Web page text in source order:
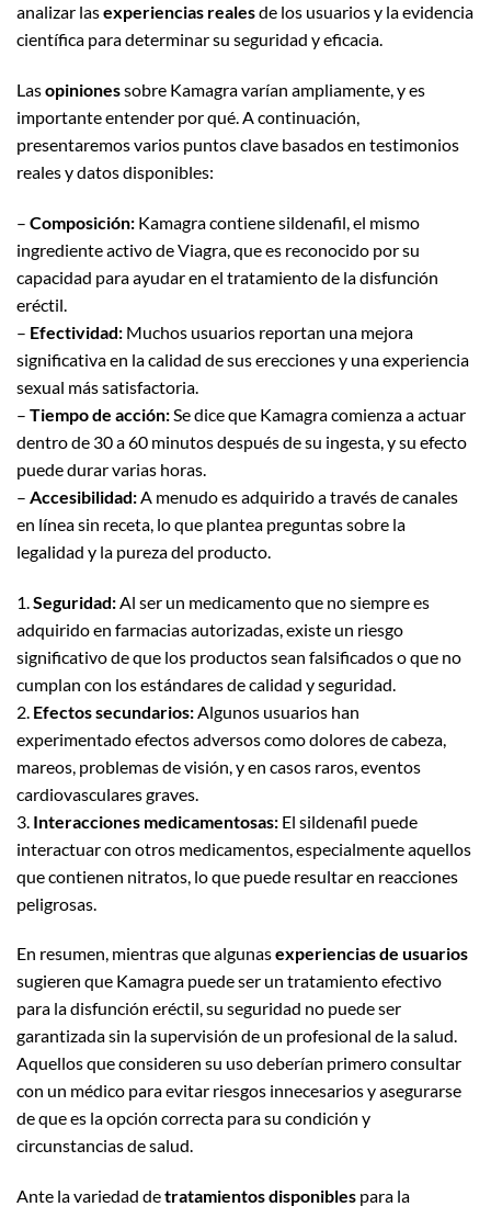
analizar lasexperiencias realesde los usuarios y la evidencia
científica para determinar su seguridad y eficacia.
Lasopinionessobre Kamagra varían ampliamente, y es
importante entender por qué. A continuación,
presentaremos varios puntos clave basados en testimonios
reales y datos disponibles:
– Composición: Kamagra contiene sildenafil, el mismo
ingrediente activo de Viagra, que es reconocido por su
capacidad para ayudar en el tratamiento de la disfunción
eréctil.
– Efectividad: Muchos usuarios reportan una mejora
significativa en la calidad de sus erecciones y una experiencia
sexual más satisfactoria.
– Tiempo de acción:Se dice que Kamagra comienza a actuar
dentro de 30 a 60 minutos después de su ingesta, y su efecto
puede durar varias horas.
– Accesibilidad:A menudo es adquirido a través de canales
en línea sin receta, lo que plantea preguntas sobre la
legalidad y la pureza del producto.
1. Seguridad: Al ser un medicamento que no siempre es
adquirido en farmacias autorizadas, existe un riesgo
significativo de que los productos sean falsificados o que no
cumplan con los estándares de calidad y seguridad.
2. Efectos secundarios: Algunos usuarios han
experimentado efectos adversos como dolores de cabeza,
mareos, problemas de visión, y en casos raros, eventos
cardiovasculares graves.
3. Interacciones medicamentosas: El sildenafil puede
interactuar con otros medicamentos, especialmente aquellos
que contienen nitratos, lo que puede resultar en reacciones
peligrosas.
En resumen, mientras que algunasexperiencias de usuarios
sugieren que Kamagra puede ser un tratamiento efectivo
para la disfunción eréctil, su seguridad no puede ser
garantizada sin la supervisión de un profesional de la salud.
Aquellos que consideren su uso deberían primero consultar
con un médico para evitar riesgos innecesarios y asegurarse
de que es la opción correcta para su condición y
circunstancias de salud.
Ante la variedad detratamientos disponibles para la